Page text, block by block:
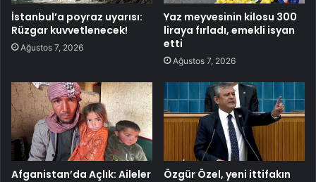
İstanbul’a poyraz uyarısı:
Rüzgar kuvvetlenecek!
Ağustos 7, 2026
Yaz meyvesinin kilosu 300
liraya fırladı, emekli isyan
etti
Ağustos 7, 2026
Afganistan’da Açlık: Aileler
Özgür Özel, yeni ittifakın